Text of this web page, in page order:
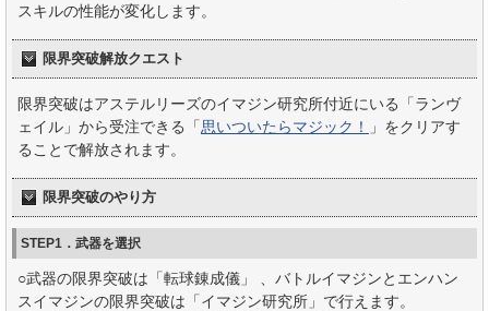
スキルの性能が変化します。
限界突破解放クエスト
限界突破はアステルリーズのイマジン研究所付近にいる「ランヴ
ェイル」から受注できる「思いついたらマジック！
」をクリアす
ることで解放されます。
限界突破のやり方
STEP1．武器を選択
○武器の限界突破は「転球錬成儀」 、バトルイマジンとエンハン
スイマジンの限界突破は「イマジン研究所」で行えます。